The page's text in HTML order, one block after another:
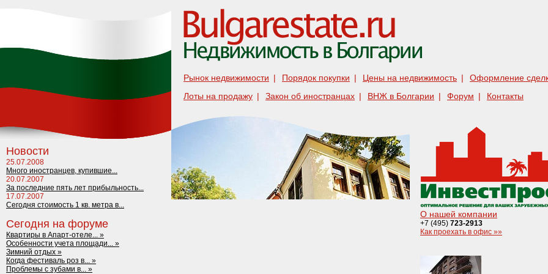
Рынок недвижимости | Порядок покупки | Цены на недвижимость |
Оформление
Лоты на продажу | Закон об иностранцах | ВНЖ в Болгарии | Форум | Контакты
Новости
25.07.2008
Много иностранцев, купившие...
20.07.2007
За последние пять лет прибыльность...
17.07.2007
Сегодня стоимость 1 кв. метра в...
Сегодня на форуме
Квартиры в Апарт-отеле... »
Особенности учета площади... »
Зимний отдых »
Когда фестиваль роз в... »
Проблемы с зубами в... »
О нашей компании
+7 (495) 723-2913
Как проехать в офис »»